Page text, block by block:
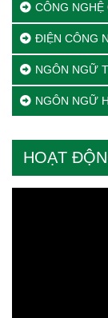
CÔNG NGHỆ
ĐIỆN CÔNG
NGÔN NGỮ
NGÔN NGỮ
HOẠT